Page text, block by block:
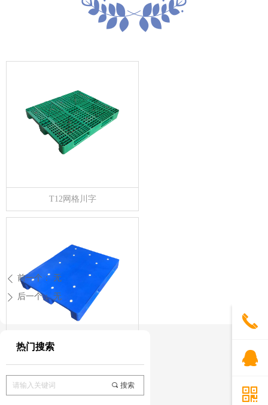
T12网格川字
ꄴ 前一个： 无
ꄲ 后一个： 无
热门搜索
끠 搜索
끅
뀩
낃